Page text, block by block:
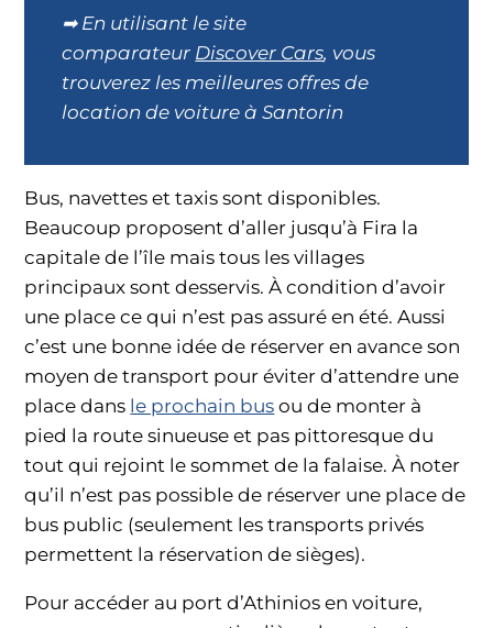
➡ En utilisant le site
comparateur Discover Cars, vous
trouverez les meilleures offres de
location de voiture à Santorin
Bus, navettes et taxis sont disponibles.
Beaucoup proposent d’aller jusqu’à Fira la
capitale de l’île mais tous les villages
principaux sont desservis. À condition d’avoir
une place ce qui n’est pas assuré en été. Aussi
c’est une bonne idée de réserver en avance son
moyen de transport pour éviter d’attendre une
place dans le prochain bus ou de monter à
pied la route sinueuse et pas pittoresque du
tout qui rejoint le sommet de la falaise. À noter
qu’il n’est pas possible de réserver une place de
bus public (seulement les transports privés
permettent la réservation de sièges).
Pour accéder au port d’Athinios en voiture,